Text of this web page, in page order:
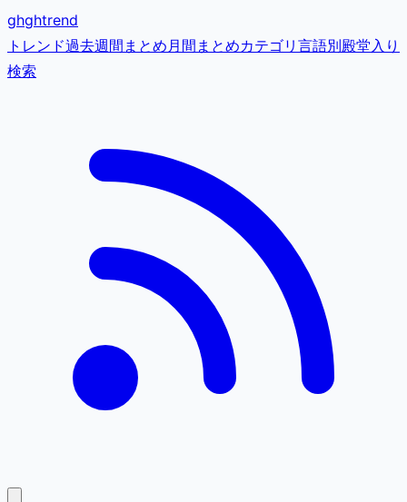
ghghtrend
トレンド過去週間まとめ月間まとめカテゴリ 言語別殿堂入り
検索